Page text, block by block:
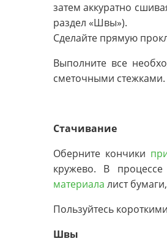
затем аккуратно
раздел «Швы»).
Сделайте прямую
Выполните все
сметочными стежками.
Стачивание
Оберните кончики
кружево. В
материала лист
Пользуйтесь
Швы